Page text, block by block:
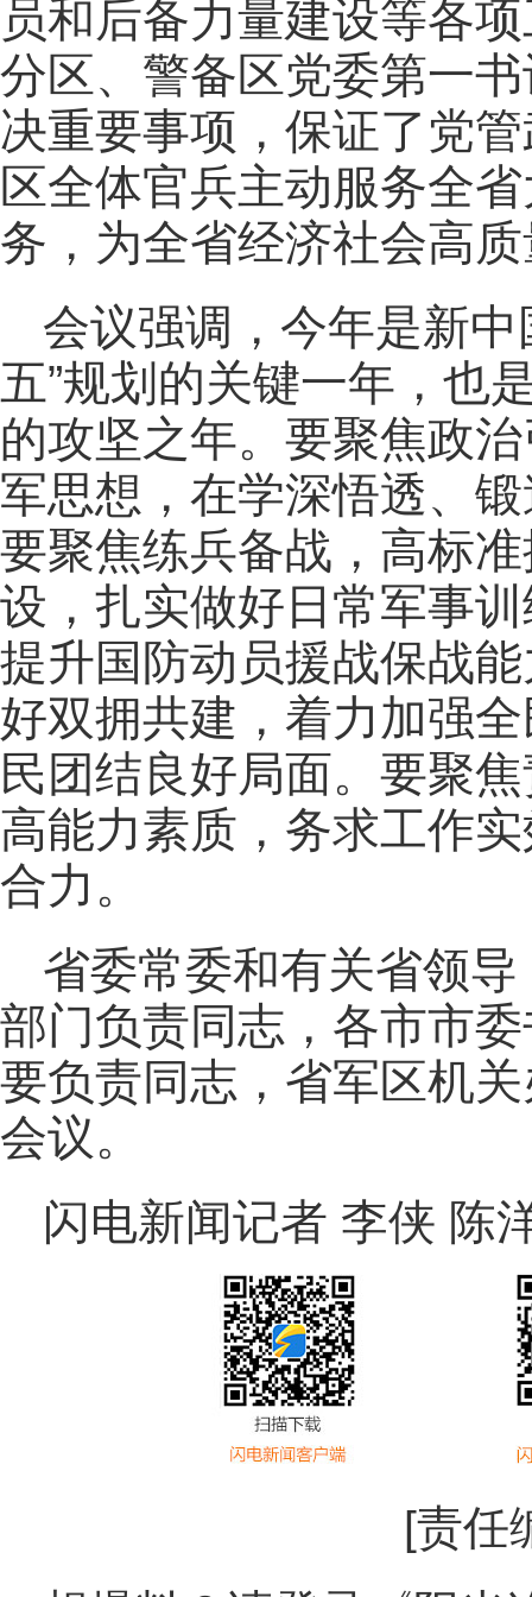
员和后备力量建设等各
分区、警备区党委第一
决重要事项，保证了党
区全体官兵主动服务全
务，为全省经济社会高
会议强调，今年是新
五”规划的关键一年，也
的攻坚之年。要聚焦政
军思想，在学深悟透、
要聚焦练兵备战，高标
设，扎实做好日常军事
提升国防动员援战保战
好双拥共建，着力加强
民团结良好局面。要聚
高能力素质，务求工作
合力。
省委常委和有关省领
部门负责同志，各市市
要负责同志，省军区机
会议。
闪电新闻记者 李侠 陈
[责任